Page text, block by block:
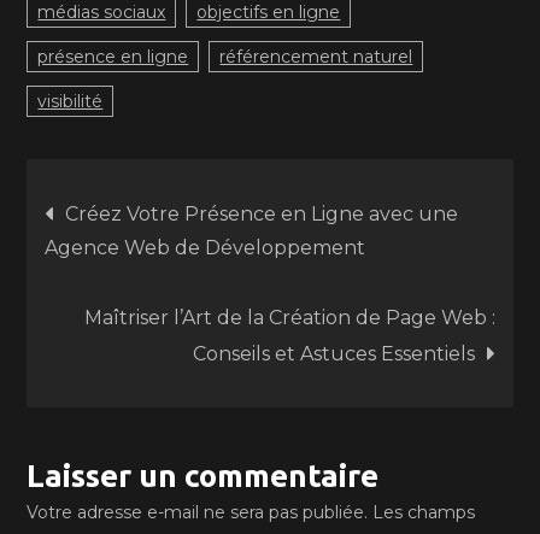
médias sociaux objectifs en ligne
présence en ligne référencement naturel
visibilité
Navigation
de
l’article
Créez Votre Présence en Ligne avec une
Agence Web de Développement
Maîtriser l’Art de la Création de Page Web :
Conseils et Astuces Essentiels
Laisser un commentaire
Votre adresse e-mail ne sera pas publiée. Les champs